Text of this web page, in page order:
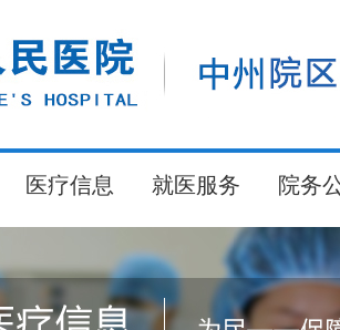
医疗信息 就医服务 院务